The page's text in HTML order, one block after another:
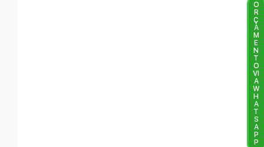
O
R
Ç
A
M
E
N
T
O
VI
A
W
H
A
T
S
A
P
P